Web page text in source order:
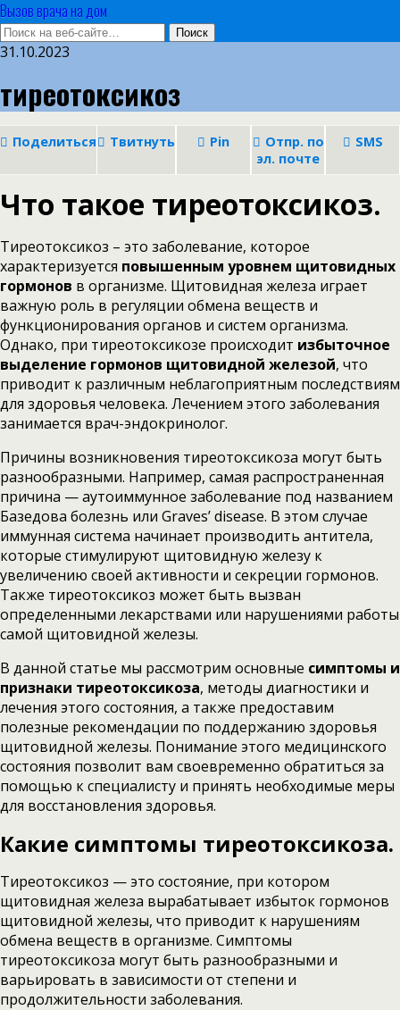
Вызов врача на дом
31.10.2023
тиреотоксикоз
Поделиться Твитнуть Pin
Отпр. по
эл. почте
SMS
Что такое тиреотоксикоз.
Тиреотоксикоз – это заболевание, которое
характеризуется повышенным уровнем щитовидных
гормонов в организме. Щитовидная железа играет
важную роль в регуляции обмена веществ и
функционирования органов и систем организма.
Однако, при тиреотоксикозе происходит избыточное
выделение гормонов щитовидной железой, что
приводит к различным неблагоприятным последствиям
для здоровья человека. Лечением этого заболевания
занимается врач-эндокринолог.
Причины возникновения тиреотоксикоза могут быть
разнообразными. Например, самая распространенная
причина — аутоиммунное заболевание под названием
Базедова болезнь или Graves’ disease. В этом случае
иммунная система начинает производить антитела,
которые стимулируют щитовидную железу к
увеличению своей активности и секреции гормонов.
Также тиреотоксикоз может быть вызван
определенными лекарствами или нарушениями работы
самой щитовидной железы.
В данной статье мы рассмотрим основные симптомы и
признаки тиреотоксикоза, методы диагностики и
лечения этого состояния, а также предоставим
полезные рекомендации по поддержанию здоровья
щитовидной железы. Понимание этого медицинского
состояния позволит вам своевременно обратиться за
помощью к специалисту и принять необходимые меры
для восстановления здоровья.
Какие симптомы тиреотоксикоза.
Тиреотоксикоз — это состояние, при котором
щитовидная железа вырабатывает избыток гормонов
щитовидной железы, что приводит к нарушениям
обмена веществ в организме. Симптомы
тиреотоксикоза могут быть разнообразными и
варьировать в зависимости от степени и
продолжительности заболевания.